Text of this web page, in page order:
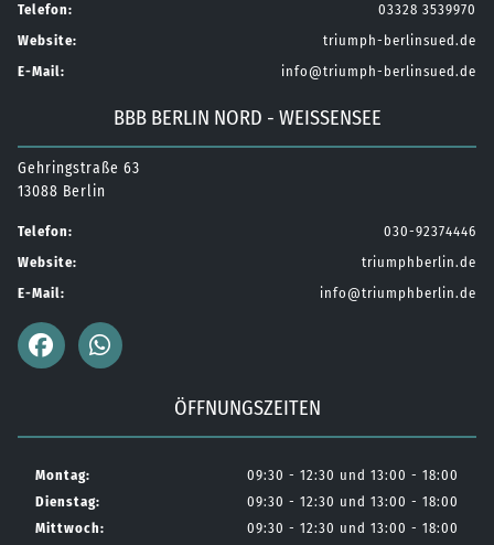
Telefon:
03328 3539970
Website:
triumph-berlinsued.de
E-Mail:
info@triumph-berlinsued.de
BBB BERLIN NORD - WEISSENSEE
Gehringstraße 63
13088 Berlin
Telefon:
030-92374446
Website:
triumphberlin.de
E-Mail:
info@triumphberlin.de
ÖFFNUNGSZEITEN
Montag:
09:30 - 12:30 und 13:00 - 18:00
Dienstag:
09:30 - 12:30 und 13:00 - 18:00
Mittwoch:
09:30 - 12:30 und 13:00 - 18:00